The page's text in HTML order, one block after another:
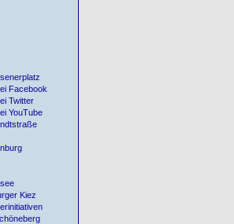
Facebook
Twitter
YouTube
Kiez